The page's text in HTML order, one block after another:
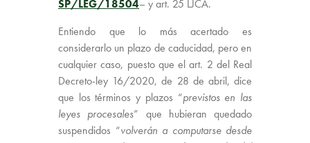
SP/LEG/18504– y art. 25 LJCA.
Entiendo que lo más acertado es
considerarlo un plazo de caducidad, pero en
cualquier caso, puesto que el art. 2 del Real
Decreto-ley 16/2020, de 28 de abril, dice
que los términos y plazos “previstos en las
leyes procesales” que hubieran quedado
suspendidos “volverán a computarse desde